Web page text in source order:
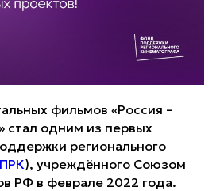
фильмов «Россия –
стал одним из первых
регионального
), учреждённого Союзом
РФ в феврале 2022 года.